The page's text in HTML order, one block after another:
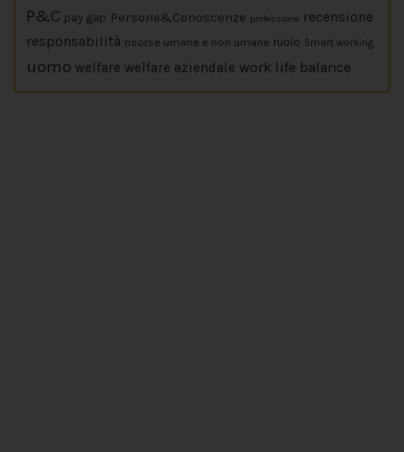
P&C pay gap Persone&Conoscenze professione recensione
responsabilità risorse umane e non umane ruolo Smart working
uomo welfare welfare aziendale work life balance